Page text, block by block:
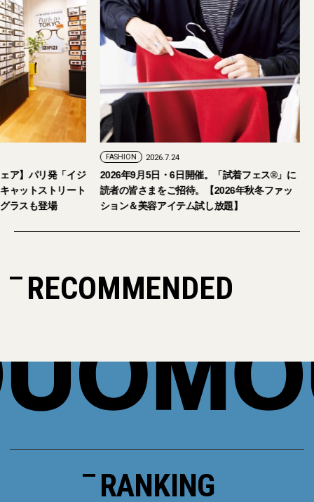
ア】パリ発「イジ
ャットストリート
ラスも登場
FASHION 2026.7.24
2026年9月5日・6日開催。「試着フェス®︎」に
読者の皆さまをご招待。【2026年秋冬ファッ
ション＆美容アイテム試し放題】
RECOMMENDED
RANKING